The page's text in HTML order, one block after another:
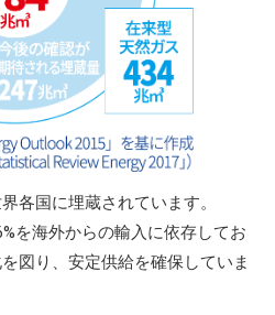
各国に埋蔵されています。
を海外からの輸入に依存してお
図り、安定供給を確保していま